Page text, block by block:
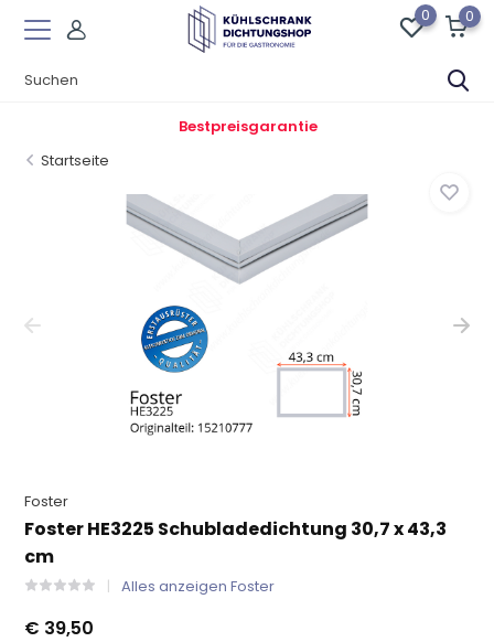
0 0
Bestpreisgarantie
Startseite
Foster
Foster HE3225 Schubladedichtung 30,7 x 43,3
cm
Alles anzeigen Foster
€ 39,50